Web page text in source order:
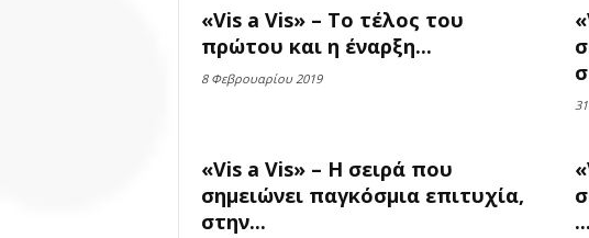
«Vis a Vis» – Το τέλος του
πρώτου και η έναρξη...
8 Φεβρουαρίου 2019
«Vis a Vis» – Η σειρά που
σημειώνει παγκόσμια επιτυχία,
στην...
...